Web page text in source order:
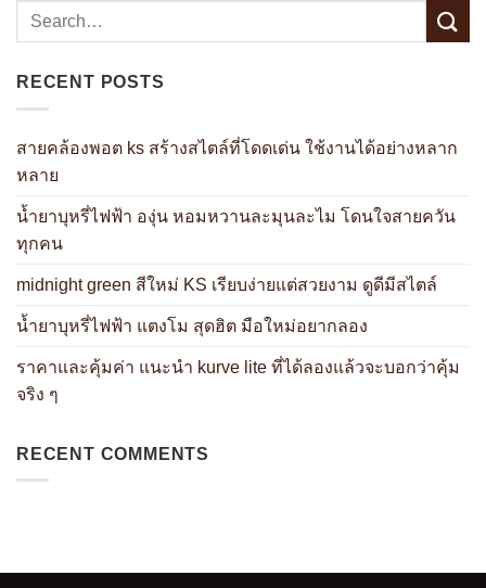
RECENT POSTS
สายคล้องพอต ks สร้างสไตล์ที่โดดเด่น ใช้งานได้อย่างหลาก
หลาย
น้ำยาบุหรี่ไฟฟ้า องุ่น หอมหวานละมุนละไม โดนใจสายควัน
ทุกคน
midnight green สีใหม่ KS เรียบง่ายแต่สวยงาม ดูดีมีสไตล์
น้ำยาบุหรี่ไฟฟ้า แตงโม สุดฮิต มือใหม่อยากลอง
ราคาและคุ้มค่า แนะนำ kurve lite ที่ได้ลองแล้วจะบอกว่าคุ้ม
จริง ๆ
RECENT COMMENTS